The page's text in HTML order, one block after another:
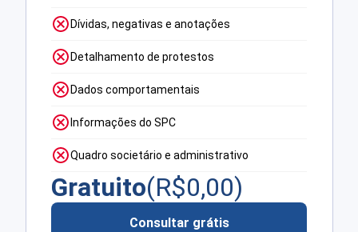
Dívidas, negativas e anotações
Detalhamento de protestos
Dados comportamentais
Informações do SPC
Quadro societário e administrativo
Gratuito(R$0,00)
Consultar grátis